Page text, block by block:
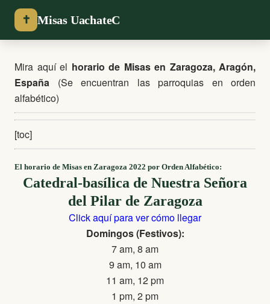
✝ Misas UachateC
Mira aquí el horario de Misas en Zaragoza, Aragón,
España (Se encuentran las parroquias en orden
alfabético)
[toc]
El horario de Misas en Zaragoza 2022 por Orden Alfabético:
Catedral-basílica de Nuestra Señora
del Pilar de Zaragoza
Click aquí para ver cómo llegar
Domingos (Festivos):
7 am, 8 am
9 am, 10 am
11 am, 12 pm
1 pm, 2 pm